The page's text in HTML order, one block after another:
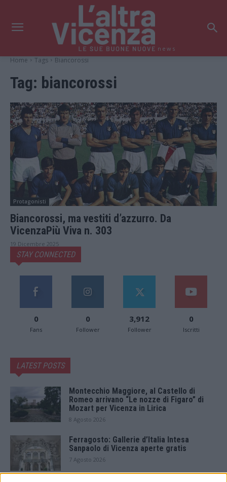
news
Home Tags Biancorossi
Tag: biancorossi
Protagonisti
Biancorossi, ma vestiti d’azzurro. Da
VicenzaPiù Viva n. 303
19 Dicembre 2025
STAY CONNECTED
0
Fans
0
Follower
3,912
Follower
0
Iscritti
LATEST POSTS
Montecchio Maggiore, al Castello di
Romeo arrivano “Le nozze di Figaro” di
Mozart per Vicenza in Lirica
8 Agosto 2026
Ferragosto: Gallerie d’Italia Intesa
Sanpaolo di Vicenza aperte gratis
7 Agosto 2026